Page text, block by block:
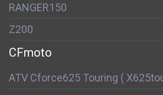
RANGER150
Z200
CFmoto
ATV Cforce625 Touring (